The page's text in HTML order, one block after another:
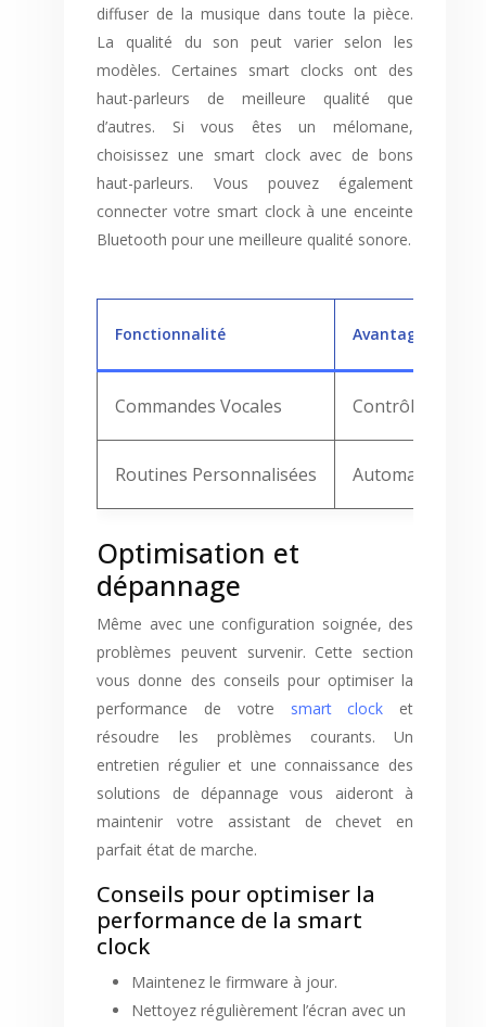
diffuser de la musique dans toute la pièce.
La qualité du son peut varier selon les
modèles. Certaines smart clocks ont des
haut-parleurs de meilleure qualité que
d’autres. Si vous êtes un mélomane,
choisissez une smart clock avec de bons
haut-parleurs. Vous pouvez également
connecter votre smart clock à une enceinte
Bluetooth pour une meilleure qualité sonore.
Fonctionnalité Avantages
Commandes Vocales Contrôle facile
Routines Personnalisées Automatisation
Optimisation et
dépannage
Même avec une configuration soignée, des
problèmes peuvent survenir. Cette section
vous donne des conseils pour optimiser la
performance de votre smart clock et
résoudre les problèmes courants. Un
entretien régulier et une connaissance des
solutions de dépannage vous aideront à
maintenir votre assistant de chevet en
parfait état de marche.
Conseils pour optimiser la
performance de la smart
clock
Maintenez le firmware à jour.
Nettoyez régulièrement l’écran avec un